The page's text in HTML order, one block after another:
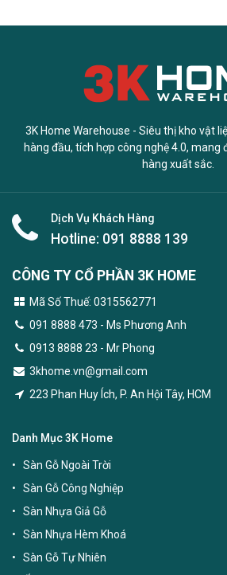
3K Home Warehouse - Siêu thị kho vật
hàng đầu, tích hợp công nghệ 4.0, mang
hàng xuất sắc.
Dịch Vụ Khách Hàng
Hotline: 091 8888 139
CÔNG TY CỔ PHẦN 3K HOME
Mã Số Thuế: 0315562771
091 8888 473 - Ms Phương Anh
0913 8888 23 - Mr Phong
3khome.vn@gmail.com
223 Phan Huy Ích, P. An Hội Tây, HCM
Danh Mục 3K Home
Sàn Gỗ Ngoài Trời
Sàn Gỗ Công Nghiệp
Sàn Nhựa Giả Gỗ
Sàn Nhựa Hèm Khoá
Sàn Gỗ Tự Nhiên